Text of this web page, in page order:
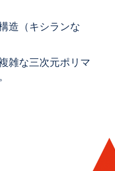
造（キシランな
雑な三次元ポリマ